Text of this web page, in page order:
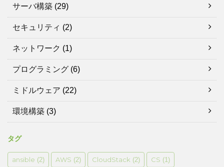
サーバ構築 (29)
セキュリティ (2)
ネットワーク (1)
プログラミング (6)
ミドルウェア (22)
環境構築 (3)
タグ
ansible (2) AWS (2) CloudStack (2) CS (1)